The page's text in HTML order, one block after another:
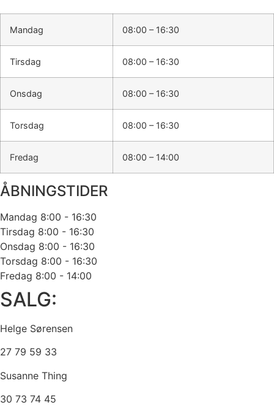
Mandag 08:00 – 16:30
Tirsdag 08:00 – 16:30
Onsdag 08:00 – 16:30
Torsdag 08:00 – 16:30
Fredag 08:00 – 14:00
ÅBNINGSTIDER
Mandag 8:00 - 16:30
Tirsdag 8:00 - 16:30
Onsdag 8:00 - 16:30
Torsdag 8:00 - 16:30
Fredag 8:00 - 14:00
SALG:
Helge Sørensen
27 79 59 33
Susanne Thing
30 73 74 45